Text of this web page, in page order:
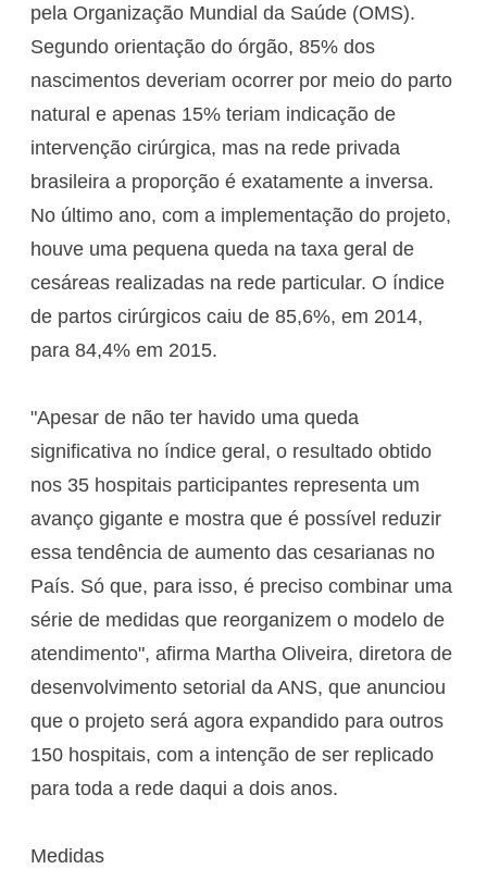
pela Organização Mundial da Saúde (OMS).
Segundo orientação do órgão, 85% dos
nascimentos deveriam ocorrer por meio do parto
natural e apenas 15% teriam indicação de
intervenção cirúrgica, mas na rede privada
brasileira a proporção é exatamente a inversa.
No último ano, com a implementação do projeto,
houve uma pequena queda na taxa geral de
cesáreas realizadas na rede particular. O índice
de partos cirúrgicos caiu de 85,6%, em 2014,
para 84,4% em 2015.
"Apesar de não ter havido uma queda
significativa no índice geral, o resultado obtido
nos 35 hospitais participantes representa um
avanço gigante e mostra que é possível reduzir
essa tendência de aumento das cesarianas no
País. Só que, para isso, é preciso combinar uma
série de medidas que reorganizem o modelo de
atendimento", afirma Martha Oliveira, diretora de
desenvolvimento setorial da ANS, que anunciou
que o projeto será agora expandido para outros
150 hospitais, com a intenção de ser replicado
para toda a rede daqui a dois anos.
Medidas